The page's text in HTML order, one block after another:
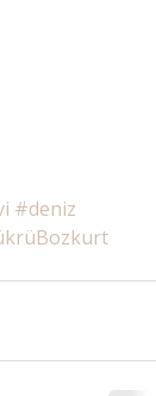
#deniz